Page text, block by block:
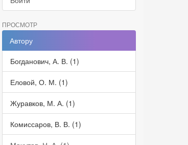
ПРОСМОТР
Автору
Богданович, А. В. (1)
Еловой, О. М. (1)
Журавков, М. А. (1)
Комиссаров, В. В. (1)